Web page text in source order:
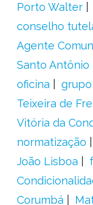
Porto Walter
conselho
Agente
Santo Antônio
oficina
Teixeira de
Vitória da
normatização
João Lisboa
Corumbá